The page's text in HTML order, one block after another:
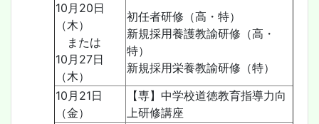
10月20日
（木）
または
10月27日
（木）
初任者研修（高・特）
新規採用養護教諭研修（高・
特）
新規採用栄養教諭研修（特）
10月21日
（金）
【専】中学校道徳教育指導力向
上研修講座